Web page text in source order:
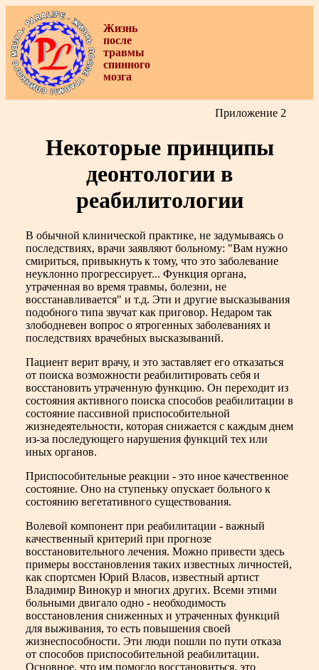
Жизнь
после
травмы
спинного
мозга
Приложение 2
Некоторые принципы
деонтологии в
реабилитологии
В обычной клинической практике, не задумываясь о
последствиях, врачи заявляют больному: "Вам нужно
смириться, привыкнуть к тому, что это заболевание
неуклонно прогрессирует... Функция органа,
утраченная во время травмы, болезни, не
восстанавливается" и т.д. Эти и другие высказывания
подобного типа звучат как приговор. Недаром так
злободневен вопрос о ятрогенных заболеваниях и
последствиях врачебных высказываний.
Пациент верит врачу, и это заставляет его отказаться
от поиска возможности реабилитировать себя и
восстановить утраченную функцию. Он переходит из
состояния активного поиска способов реабилитации в
состояние пассивной приспособительной
жизнедеятельности, которая снижается с каждым днем
из-за последующего нарушения функций тех или
иных органов.
Приспособительные реакции - это иное качественное
состояние. Оно на ступеньку опускает больного к
состоянию вегетативного существования.
Волевой компонент при реабилитации - важный
качественный критерий при прогнозе
восстановительного лечения. Можно привести здесь
примеры восстановления таких известных личностей,
как спортсмен Юрий Власов, известный артист
Владимир Винокур и многих других. Всеми этими
больными двигало одно - необходимость
восстановления сниженных и утраченных функций
для выживания, то есть повышения своей
жизнеспособности. Эти люди пошли по пути отказа
от способов приспособительной реабилитации.
Основное, что им помогло восстановиться, это